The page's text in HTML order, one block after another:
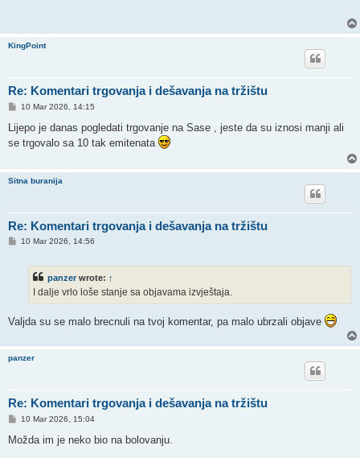
KingPoint
Re: Komentari trgovanja i dešavanja na tržištu
P
s
t
10 Mar 2026, 14:15
Lijepo je danas pogledati trgovanje na Sase , jeste da su iznosi manji ali
se trgovalo sa 10 tak emitenata
Sitna buranija
Re: Komentari trgovanja i dešavanja na tržištu
P10 Mar 2026, 14:56
panzer wrote: ↑
I dalje vrlo loše stanje sa objavama izvještaja.
Valjda su se malo brecnuli na tvoj komentar, pa malo ubrzali objave
panzer
Re: Komentari trgovanja i dešavanja na tržištu
P
s
10 Mar 2026, 15:04
Možda im je neko bio na bolovanju.